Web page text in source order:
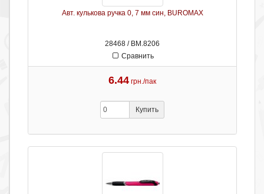
Авт. кулькова ручка 0, 7 мм син, BUROMAX
28468 / ВМ.8206
Сравнить
6.44 грн./пак
Купить